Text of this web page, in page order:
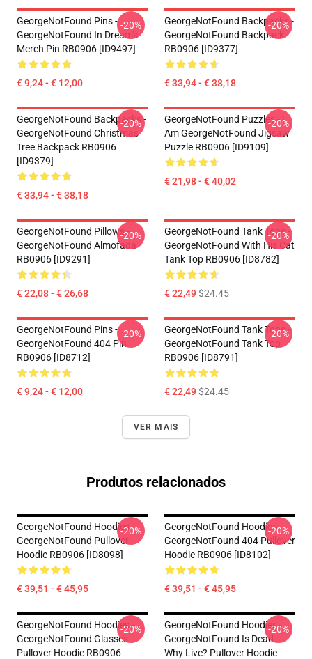
GeorgeNotFound Pins -
GeorgeNotFound In Dream's
Merch Pin RB0906 [ID9497]
€ 9,24 - € 12,00
-20%
GeorgeNotFound Backpacks -
GeorgeNotFound Backpack
RB0906 [ID9377]
€ 33,94 - € 38,18
-20%
GeorgeNotFound Backpacks -
GeorgeNotFound Christmas
Tree Backpack RB0906
[ID9379]
€ 33,94 - € 38,18
-20%
GeorgeNotFound Puzzles - I
Am GeorgeNotFound Jigsaw
Puzzle RB0906 [ID9109]
€ 21,98 - € 40,02
-20%
GeorgeNotFound Pillows -
GeorgeNotFound Almofada
RB0906 [ID9291]
€ 22,08 - € 26,68
-20%
GeorgeNotFound Tank Tops -
GeorgeNotFound With His Cat
Tank Top RB0906 [ID8782]
€ 22,49$24.45
-20%
GeorgeNotFound Pins -
GeorgeNotFound 404 Pin
RB0906 [ID8712]
€ 9,24 - € 12,00
-20%
GeorgeNotFound Tank Tops -
GeorgeNotFound Tank Top
RB0906 [ID8791]
€ 22,49$24.45
-20%
VER MAIS
Produtos relacionados
GeorgeNotFound Hoodies -
GeorgeNotFound Pullover
Hoodie RB0906 [ID8098]
€ 39,51 - € 45,95
-20%
GeorgeNotFound Hoodies -
GeorgeNotFound 404 Pullover
Hoodie RB0906 [ID8102]
€ 39,51 - € 45,95
-20%
GeorgeNotFound Hoodies -
GeorgeNotFound Glasses
Pullover Hoodie RB0906
-20%
GeorgeNotFound Hoodies -
GeorgeNotFound Is Dead.
Why Live? Pullover Hoodie
-20%